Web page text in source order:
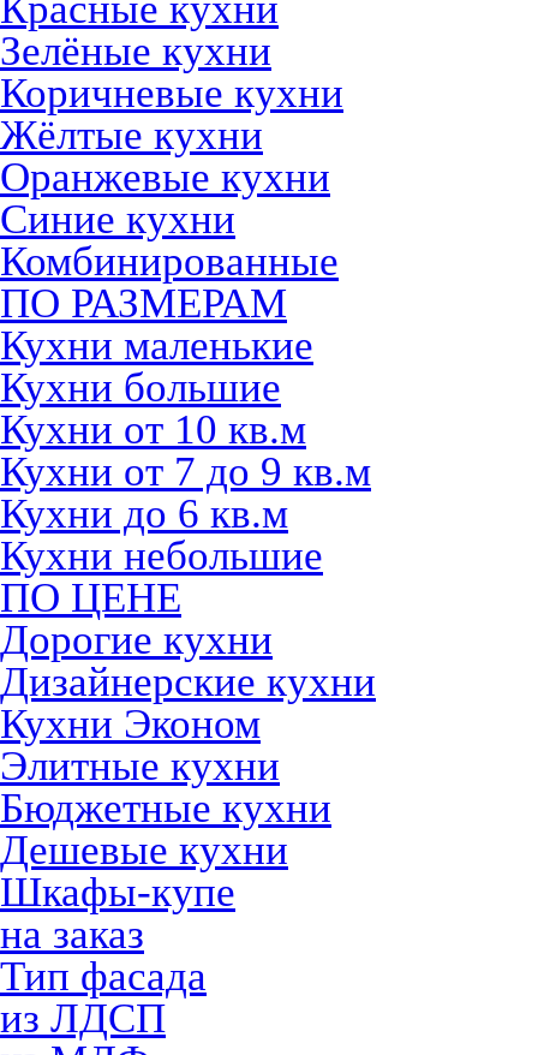
Зелёные кухни
Коричневые кухни
Жёлтые кухни
Оранжевые кухни
Синие кухни
Комбинированные
ПО РАЗМЕРАМ
Кухни маленькие
Кухни большие
Кухни от 10 кв.м
Кухни от 7 до 9 кв.м
Кухни до 6 кв.м
Кухни небольшие
ПО ЦЕНЕ
Дорогие кухни
Дизайнерские кухни
Кухни Эконом
Элитные кухни
Бюджетные кухни
Дешевые кухни
Шкафы-купе
на заказ
Тип фасада
из ЛДСП